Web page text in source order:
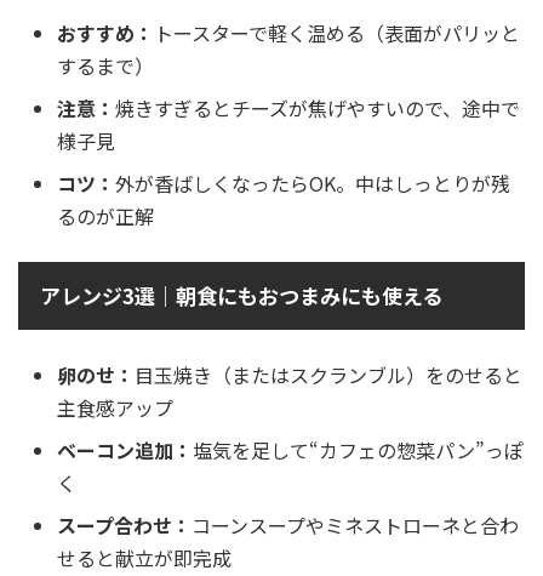
おすすめ： トースターで軽く温める（表面がパリッと
するまで）
注意： 焼きすぎるとチーズが焦げやすいので、途中で
様子見
コツ： 外が香ばしくなったらOK。中はしっとりが残
るのが正解
アレンジ3選｜朝食にもおつまみにも使える
卵のせ： 目玉焼き（またはスクランブル）をのせると
主食感アップ
ベーコン追加： 塩気を足して“カフェの惣菜パン”っぽ
く
スープ合わせ： コーンスープやミネストローネと合わ
せると献立が即完成